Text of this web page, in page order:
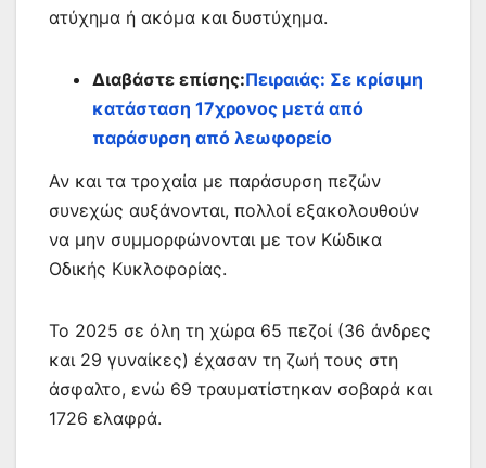
ατύχημα ή ακόμα και δυστύχημα.
Διαβάστε επίσης:Πειραιάς: Σε κρίσιμη
κατάσταση 17χρονος μετά από
παράσυρση από λεωφορείο
Αν και τα τροχαία με παράσυρση πεζών
συνεχώς αυξάνονται, πολλοί εξακολουθούν
να μην συμμορφώνονται με τον Κώδικα
Οδικής Κυκλοφορίας.
Το 2025 σε όλη τη χώρα 65 πεζοί (36 άνδρες
και 29 γυναίκες) έχασαν τη ζωή τους στη
άσφαλτο, ενώ 69 τραυματίστηκαν σοβαρά και
1726 ελαφρά.